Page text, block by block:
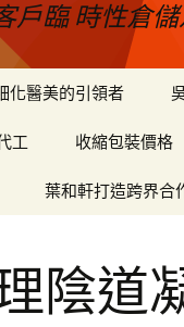
臨 時性倉
化醫美的引領者
工 收縮包裝價格
葉和軒打造跨界合
陰道